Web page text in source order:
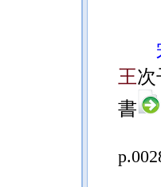
王次
書